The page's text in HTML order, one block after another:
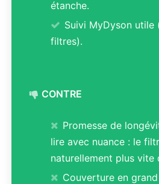
étanche.
Suivi MyDyson utile
filtres).
CONTRE
Promesse de
lire avec nuance : le
naturellement plus vite
Couverture en